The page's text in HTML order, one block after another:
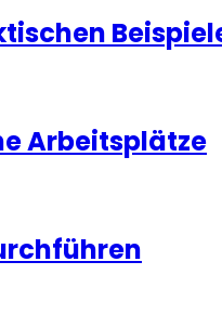
Arbeitsplätze